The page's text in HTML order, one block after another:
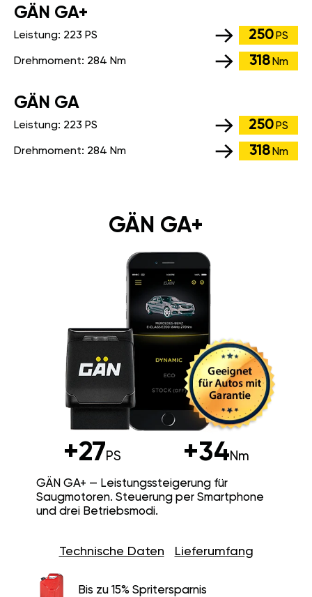
GÄN GA+
Leistung: 223 PS 250 PS
Drehmoment: 284 Nm 318 Nm
GÄN GA
Leistung: 223 PS 250 PS
Drehmoment: 284 Nm 318 Nm
GÄN GA+
+27PS +34Nm
GÄN GA+ — Leistungssteigerung für
Saugmotoren. Steuerung per Smartphone
und drei Betriebsmodi.
Technische Daten Lieferumfang
Bis zu 15% Spritersparnis